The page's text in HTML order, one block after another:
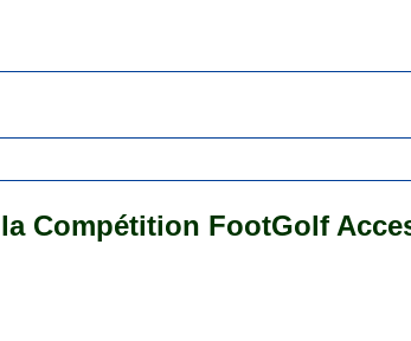
Compétition FootGolf